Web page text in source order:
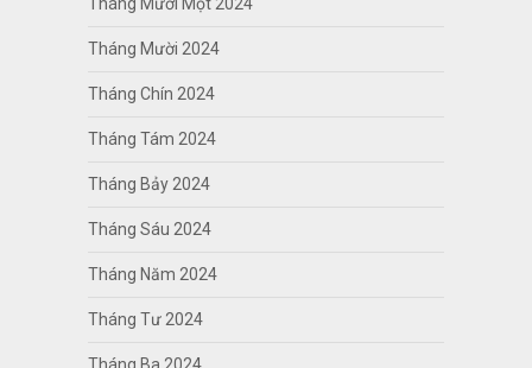
Tháng Mười 2024
Tháng Chín 2024
Tháng Tám 2024
Tháng Bảy 2024
Tháng Sáu 2024
Tháng Năm 2024
Tháng Tư 2024